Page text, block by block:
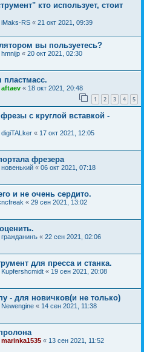
кто использует, стоит
iMaks-RS « 21 окт 2021, 09:39
вы пользуетесь?
hmnijp « 20 окт 2021, 02:30
aftaev « 18 окт 2021, 20:48
1 2 3 4 5
с круглой вставкой -
digiTALker « 17 окт 2021, 12:05
фрезера
новенький « 06 окт 2021, 07:18
и не очень сердито.
« 29 сен 2021, 13:02
гражданинъ « 22 сен 2021, 02:06
для пресса и станка.
Kupfershcmidt « 19 сен 2021, 20:08
- для новичков(и не только)
Newengine « 14 сен 2021, 11:38
marinka1535 « 13 сен 2021, 11:52